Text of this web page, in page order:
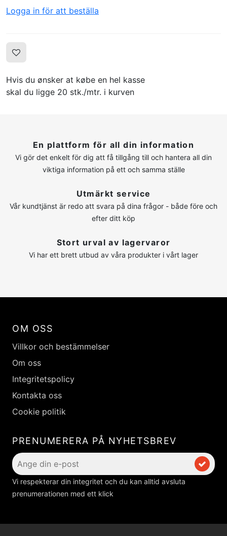
Logga in för att beställa
Hvis du ønsker at købe en hel kasse
skal du ligge 20 stk./mtr. i kurven
En plattform för all din information
Vi gör det enkelt för dig att få tillgång till och hantera all din
viktiga information på ett och samma ställe
Utmärkt service
Vår kundtjänst är redo att svara på dina frågor - både före och
efter ditt köp
Stort urval av lagervaror
Vi har ett brett utbud av våra produkter i vårt lager
OM OSS
Villkor och bestämmelser
Om oss
Integritetspolicy
Kontakta oss
Cookie politik
PRENUMERERA PÅ NYHETSBREV
Vi respekterar din integritet och du kan alltid avsluta
prenumerationen med ett klick